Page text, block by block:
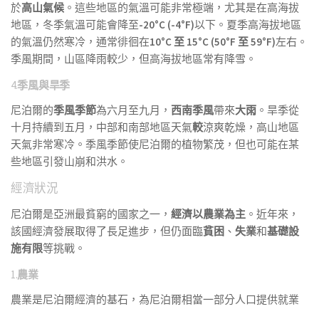
於高山氣候 。這些地區的氣溫可能非常極端，尤其是在高海拔
地區，冬季氣溫可能會降至-20°C (-4°F)以下。夏季高海拔地區
的氣溫仍然寒冷，通常徘徊在10°C 至 15°C (50°F 至 59°F)左右。
季風期間，山區降雨較少，但高海拔地區常有降雪。
4.季風與旱季
尼泊爾的季風季節為六月至九月， 西南季風帶來大雨 。旱季從
十月持續到五月，中部和南部地區天氣較涼爽乾燥，高山地區
天氣非常寒冷。季風季節使尼泊爾的植物繁茂，但也可能在某
些地區引發山崩和洪水。
經濟狀況
尼泊爾是亞洲最貧窮的國家之一， 經濟以農業為主 。近年來，
該國經濟發展取得了長足進步，但仍面臨貧困 、 失業和基礎設
施有限等挑戰。
1.農業
農業是尼泊爾經濟的基石，為尼泊爾相當一部分人口提供就業